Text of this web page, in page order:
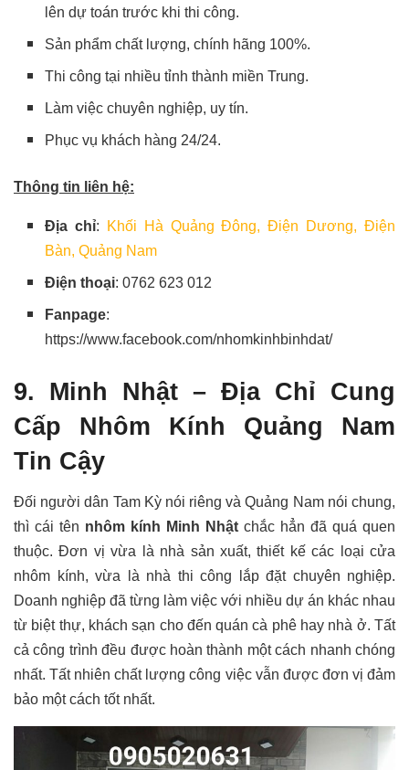
lên dự toán trước khi thi công.
Sản phẩm chất lượng, chính hãng 100%.
Thi công tại nhiều tỉnh thành miền Trung.
Làm việc chuyên nghiệp, uy tín.
Phục vụ khách hàng 24/24.
Thông tin liên hệ:
Địa chỉ:
Khối Hà Quảng Đông, Điện Dương, Điện
Bàn, Quảng Nam
Điện thoại: 0762 623 012
Fanpage:
https://www.facebook.com/nhomkinhbinhdat/
9. Minh Nhật – Địa Chỉ Cung
Cấp Nhôm Kính Quảng Nam
Tin Cậy
Đối người dân Tam Kỳ nói riêng và Quảng Nam nói chung,
thì cái tên nhôm kính Minh Nhật chắc hẳn đã quá quen
thuộc. Đơn vị vừa là nhà sản xuất, thiết kế các loại cửa
nhôm kính, vừa là nhà thi công lắp đặt chuyên nghiệp.
Doanh nghiệp đã từng làm việc với nhiều dự án khác nhau
từ biệt thự, khách sạn cho đến quán cà phê hay nhà ở. Tất
cả công trình đều được hoàn thành một cách nhanh chóng
nhất. Tất nhiên chất lượng công việc vẫn được đơn vị đảm
bảo một cách tốt nhất.